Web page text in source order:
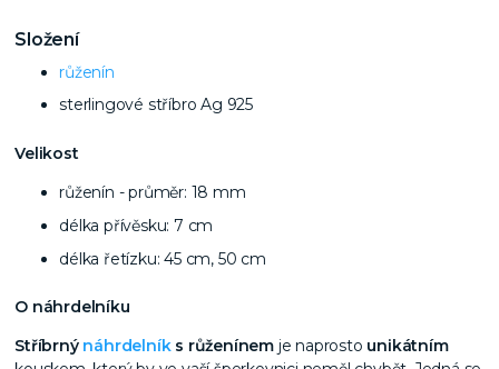
Složení
růženín
sterlingové stříbro Ag 925
Velikost
růženín - průměr: 18 mm
délka přívěsku: 7 cm
délka řetízku: 45 cm, 50 cm
O náhrdelníku
Stříbrný náhrdelníks růženínemje naprosto unikátním